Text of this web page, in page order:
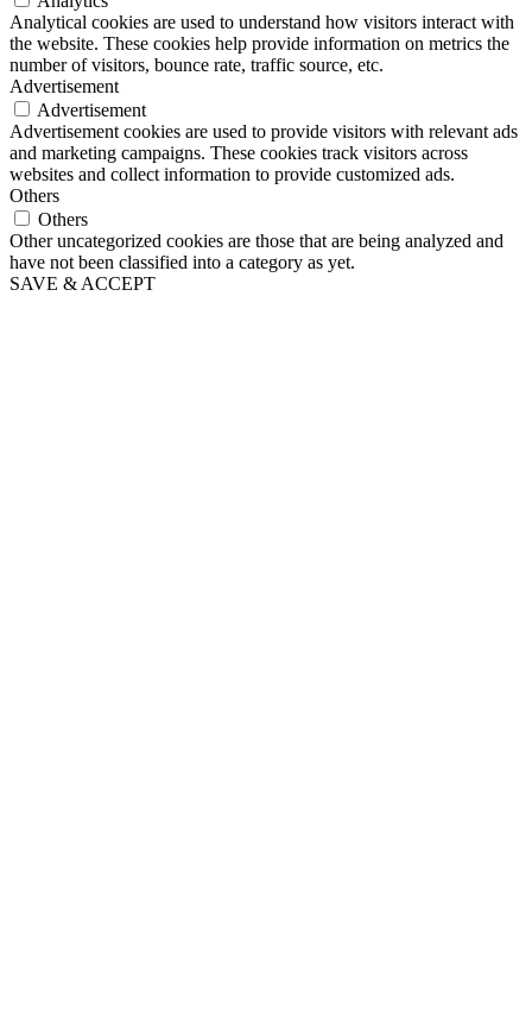
Analytical cookies are used to understand how visitors interact with
the website. These cookies help provide information on metrics the
number of visitors, bounce rate, traffic source, etc.
Advertisement
Advertisement
Advertisement cookies are used to provide visitors with relevant ads
and marketing campaigns. These cookies track visitors across
websites and collect information to provide customized ads.
Others
Others
Other uncategorized cookies are those that are being analyzed and
have not been classified into a category as yet.
SAVE & ACCEPT